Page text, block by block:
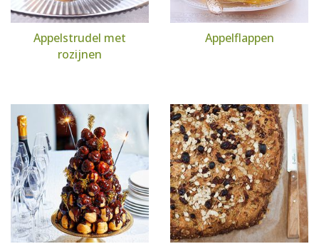
Appelstrudel met
rozijnen
Appelflappen